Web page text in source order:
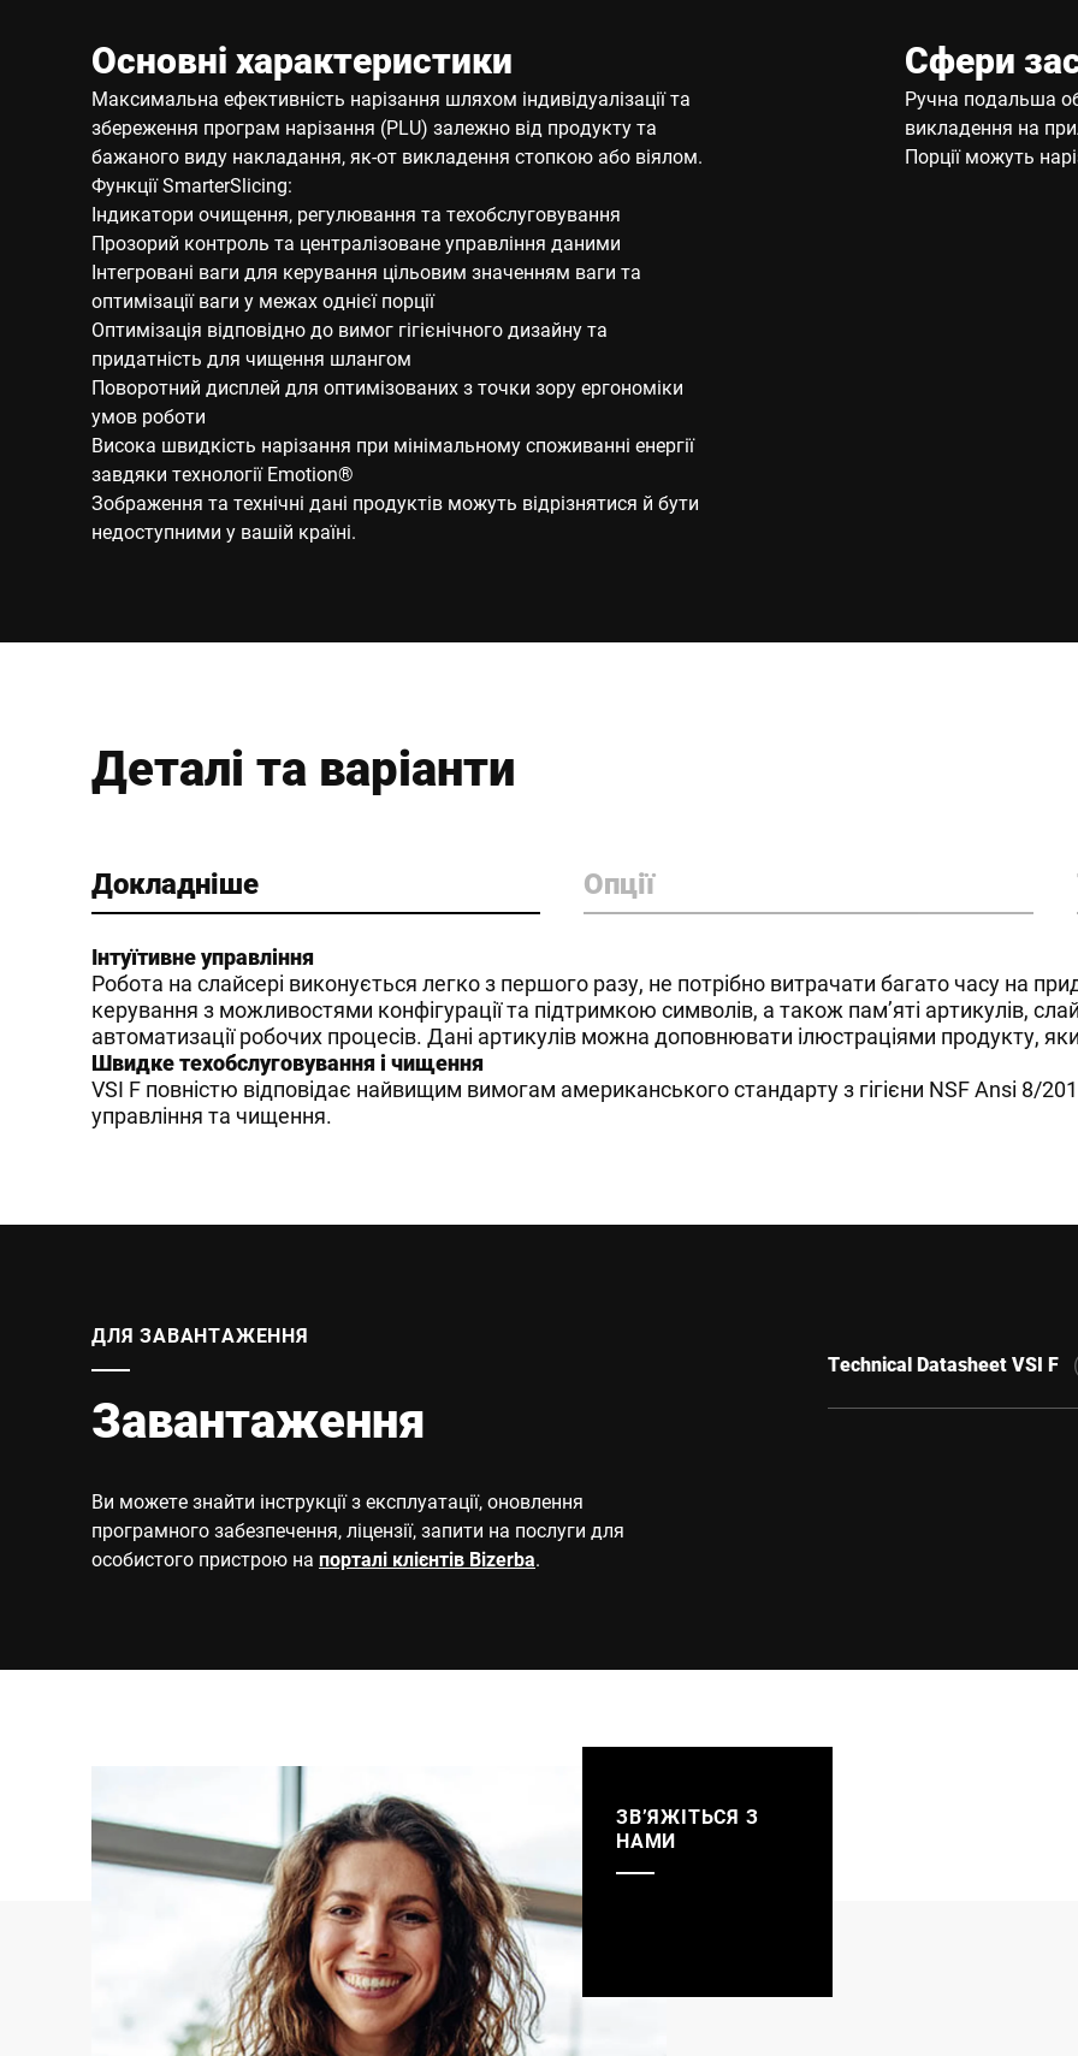
Основні характеристики
Максимальна ефективність нарізання шляхом індивідуалізації та
збереження програм нарізання (PLU) залежно від продукту та
бажаного виду накладання, як-от викладення стопкою або віялом.
Функції SmarterSlicing:
Індикатори очищення, регулювання та техобслуговування
Прозорий контроль та централізоване управління даними
Інтегровані ваги для керування цільовим значенням ваги та
оптимізації ваги у межах однієї порції
Оптимізація відповідно до вимог гігієнічного дизайну та
придатність для чищення шлангом
Поворотний дисплей для оптимізованих з точки зору ергономіки
умов роботи
Висока швидкість нарізання при мінімальному споживанні енергії
завдяки технології Emotion®
Зображення та технічні дані продуктів можуть відрізнятися й бути
недоступними у вашій країні.
Сфери
Ручна подальша
викладення на
Порції можуть
Деталі та варіанти
Докладніше Опції
Інтуїтивне управління
Робота на слайсері виконується легко з першого разу, не потрібно витрачати багато часу на
керування з можливостями конфігурації та підтримкою символів, а також пам’яті артикулів,
автоматизації робочих процесів. Дані артикулів можна доповнювати ілюстраціями продукту,
Швидке техобслуговування і чищення
VSI F повністю відповідає найвищим вимогам американського стандарту з гігієни NSF Ansi 8/
управління та чищення.
ДЛЯ ЗАВАНТАЖЕННЯ
Завантаження
Ви можете знайти інструкції з експлуатації, оновлення
програмного забезпечення, ліцензії, запити на послуги для
особистого пристрою на порталі клієнтів Bizerba.
Technical Datasheet VSI F
ЗВ’ЯЖІТЬСЯ З
НАМИ